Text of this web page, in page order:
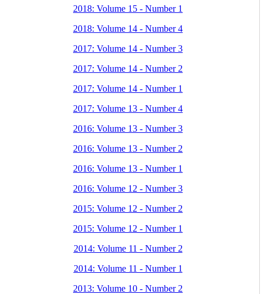
2018: Volume 15 - Number 1
2018: Volume 14 - Number 4
2017: Volume 14 - Number 3
2017: Volume 14 - Number 2
2017: Volume 14 - Number 1
2017: Volume 13 - Number 4
2016: Volume 13 - Number 3
2016: Volume 13 - Number 2
2016: Volume 13 - Number 1
2016: Volume 12 - Number 3
2015: Volume 12 - Number 2
2015: Volume 12 - Number 1
2014: Volume 11 - Number 2
2014: Volume 11 - Number 1
2013: Volume 10 - Number 2